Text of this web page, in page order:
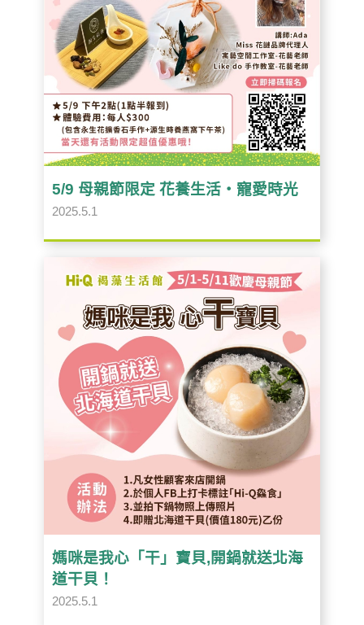
5/9 母親節限定 花養生活・寵愛時光
2025.5.1
媽咪是我心「干」寶貝,開鍋就送北海
道干貝！
2025.5.1